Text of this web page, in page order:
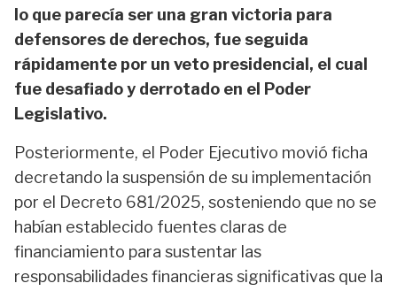
lo que parecía ser una gran victoria para
defensores de derechos, fue seguida
rápidamente por un veto presidencial, el cual
fue desafiado y derrotado en el Poder
Legislativo.
Posteriormente, el Poder Ejecutivo movió ficha
decretando la suspensión de su implementación
por el Decreto 681/2025, sosteniendo que no se
habían establecido fuentes claras de
financiamiento para sustentar las
responsabilidades financieras significativas que la